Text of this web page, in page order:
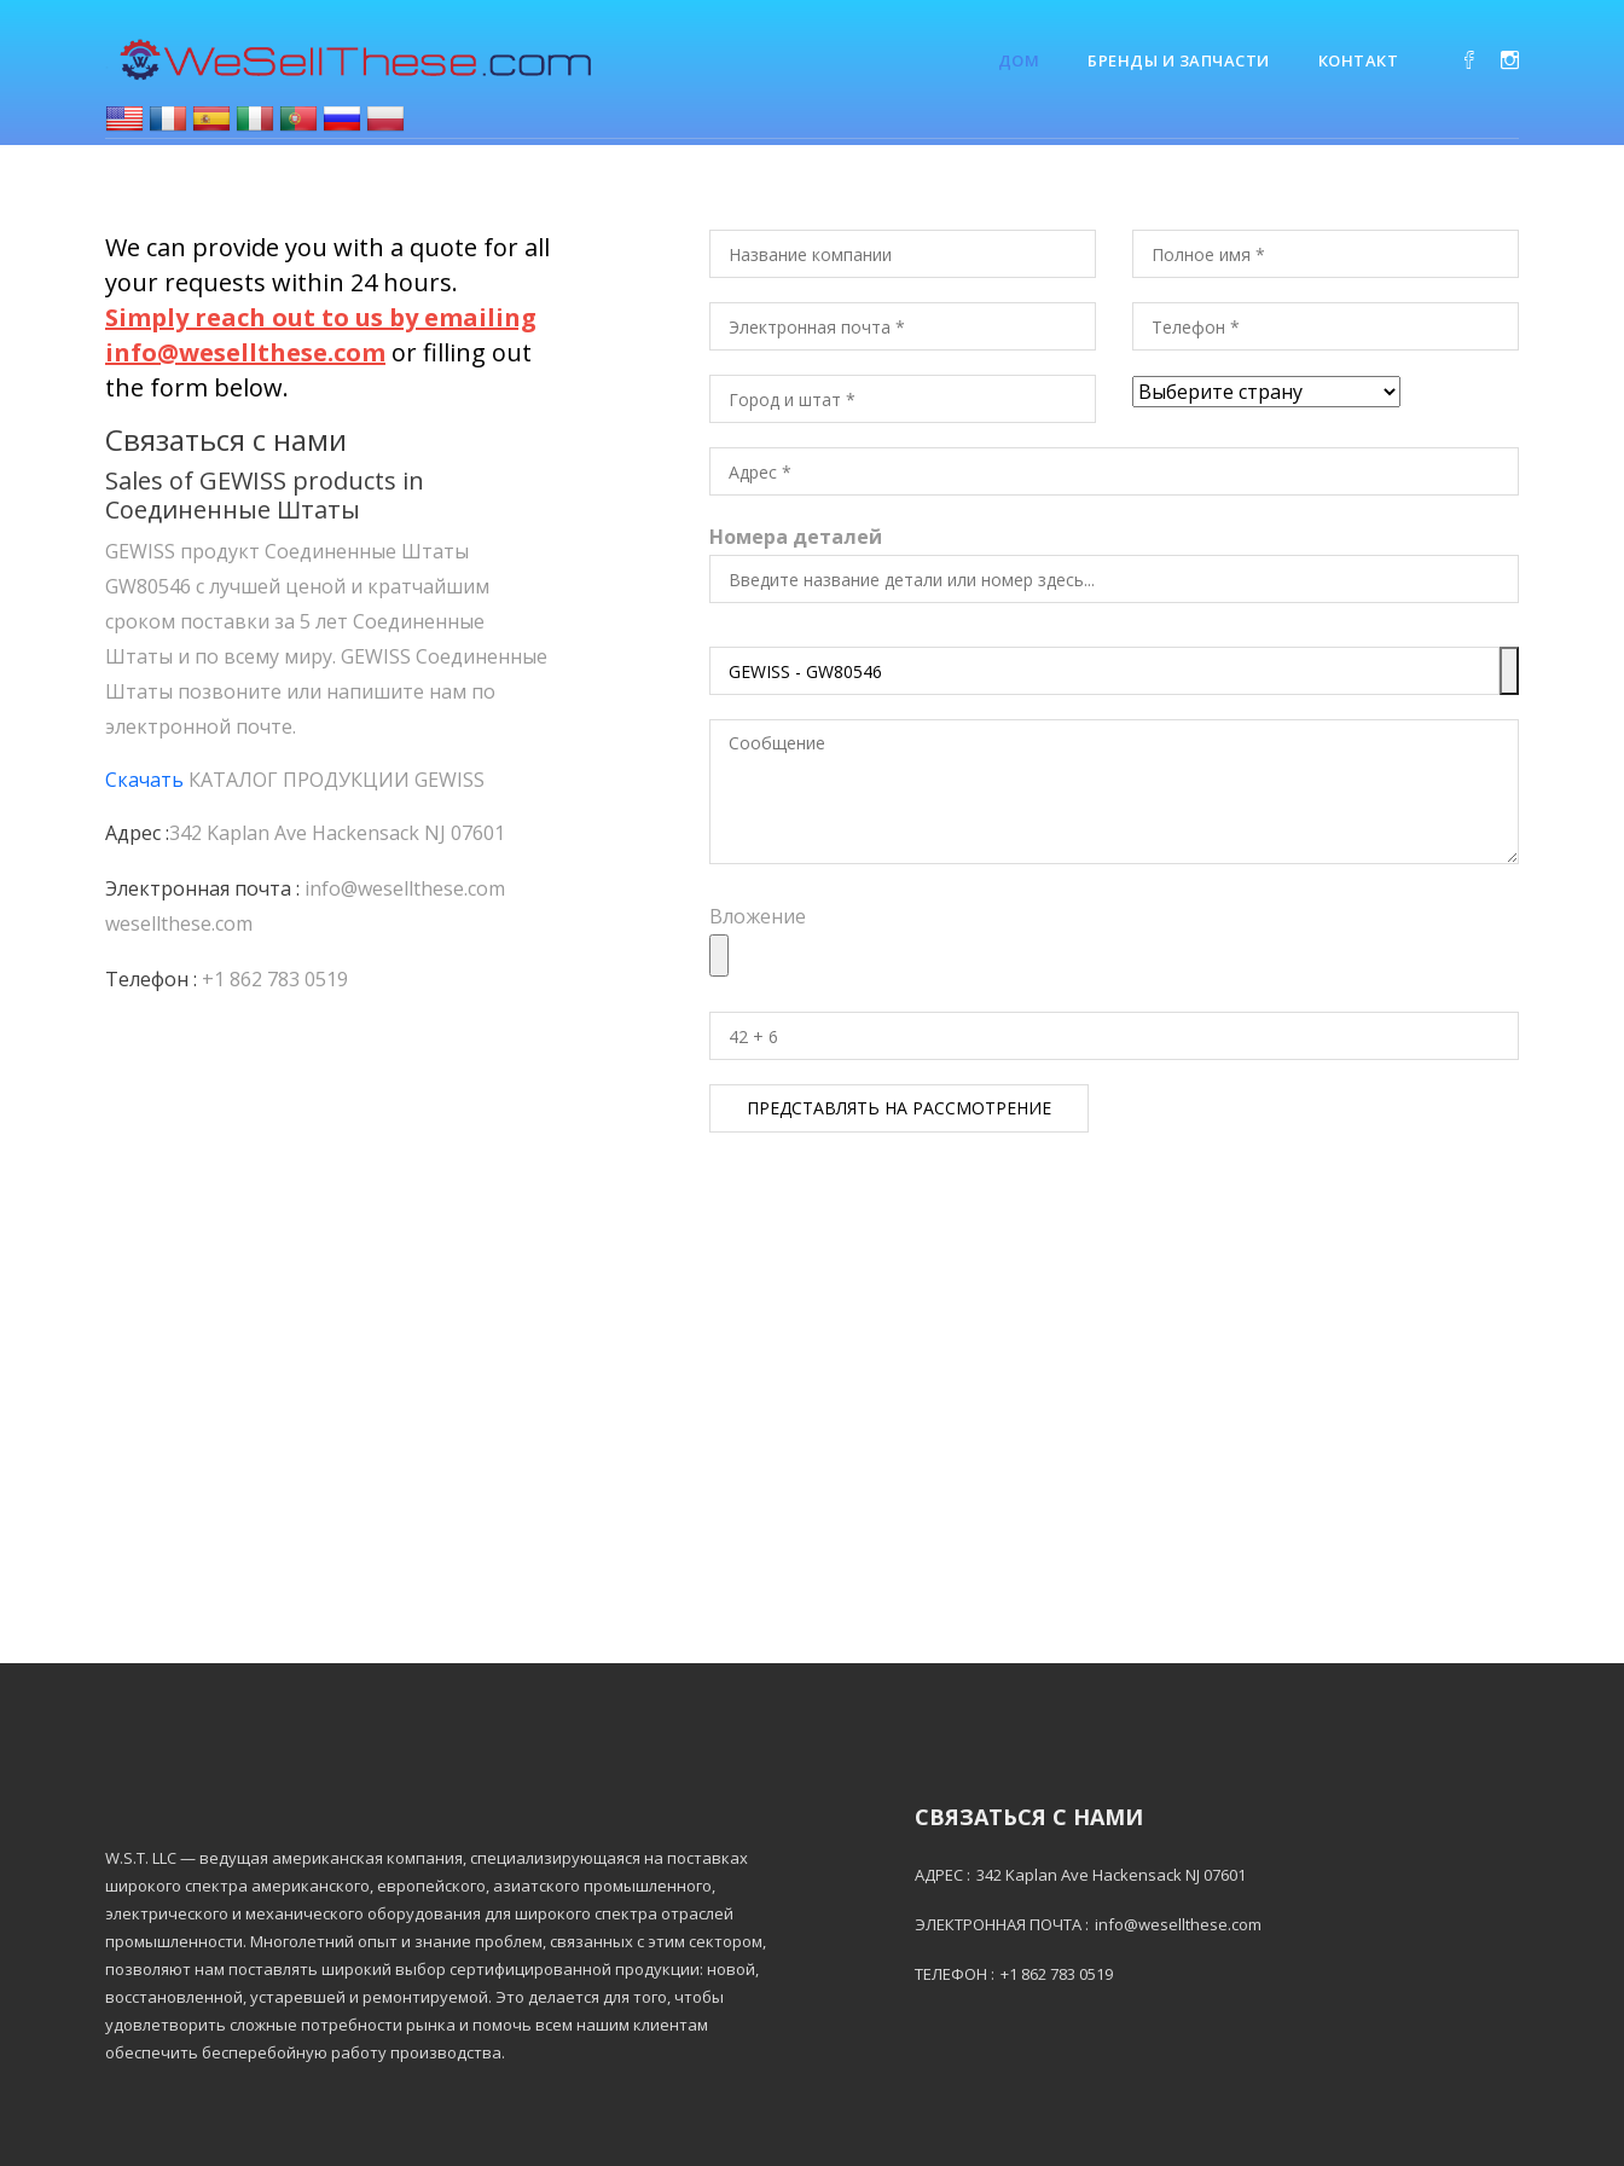
ДОМ БРЕНДЫ И ЗАПЧАСТИ КОНТАКТ
We can provide you with a quote for all
your requests within 24 hours.
Simply reach out to us by emailing
info@wesellthese.com or filling out
the form below.
Связаться с нами
Sales of GEWISS products in
Соединенные Штаты
GEWISS продукт Соединенные Штаты
GW80546 с лучшей ценой и кратчайшим
сроком поставки за 5 лет Соединенные
Штаты и по всему миру. GEWISS Соединенные
Штаты позвоните или напишите нам по
электронной почте.
Скачать КАТАЛОГ ПРОДУКЦИИ GEWISS
Адрес :342 Kaplan Ave Hackensack NJ 07601
Электронная почта : info@wesellthese.com
wesellthese.com
Телефон : +1 862 783 0519
Номера деталей
Вложение
W.S.Т. LLC — ведущая американская компания, специализирующаяся на поставках
широкого спектра американского, европейского, азиатского промышленного,
электрического и механического оборудования для широкого спектра отраслей
промышленности. Многолетний опыт и знание проблем, связанных с этим сектором,
позволяют нам поставлять широкий выбор сертифицированной продукции: новой,
восстановленной, устаревшей и ремонтируемой. Это делается для того, чтобы
удовлетворить сложные потребности рынка и помочь всем нашим клиентам
обеспечить бесперебойную работу производства.
СВЯЗАТЬСЯ С НАМИ
АДРЕС : 342 Kaplan Ave Hackensack NJ 07601
ЭЛЕКТРОННАЯ ПОЧТА : info@wesellthese.com
ТЕЛЕФОН : +1 862 783 0519